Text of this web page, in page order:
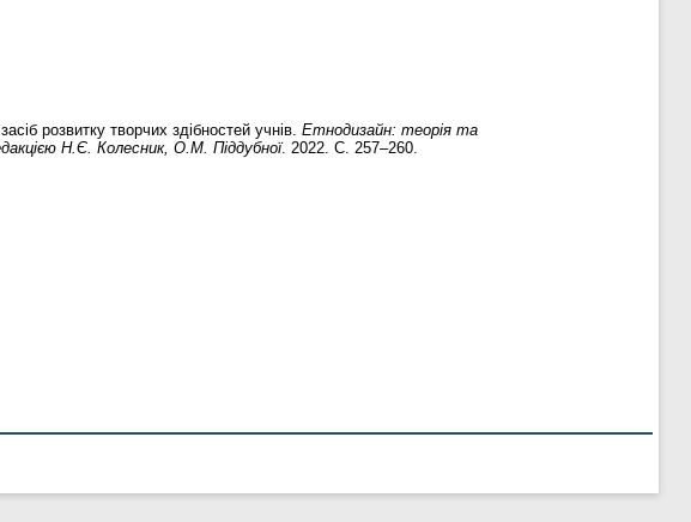
розвитку творчих здібностей учнів. Етнодизайн: теорія та
Н.Є. Колесник, О.М. Піддубної. 2022. С. 257–260.